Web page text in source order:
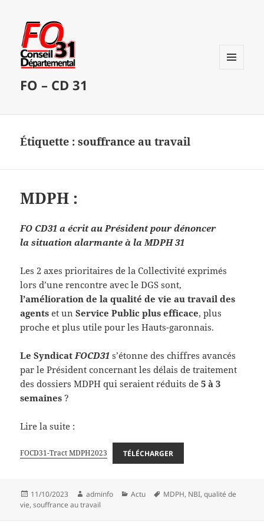
FO – CD 31
Étiquette :souffrance au travail
MDPH :
FO CD31 a écrit au Président pour dénoncer
la situation alarmante à la MDPH 31
Les 2 axes prioritaires de la Collectivité exprimés
lors d’une rencontre avec le DGS sont,
l’amélioration de la qualité de vie au travail des
agents et unService Public plus efficace, plus
proche et plus utile pour les Hauts-garonnais.
Le SyndicatFOCD31 s’étonne des chiffres avancés
par le Président concernant les délais de traitement
des dossiers MDPH qui seraient réduits de5 à 3
semaines ?
Lire la suite :
FOCD31-Tract MDPH2023 TÉLÉCHARGER
Publié
le
11/10/2023 Auteur
adminfo Catégories
Actu
Mots-
MDPH, NBI,qualité de
vie,souffrance au travail